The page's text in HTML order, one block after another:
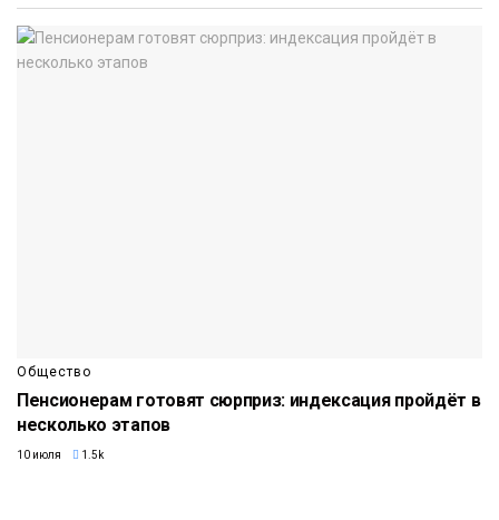
Общество
Пенсионерам готовят сюрприз: индексация пройдёт в
несколько этапов
10 июля 1.5k